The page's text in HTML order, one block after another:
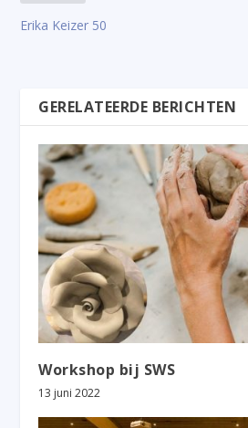
Erika Keizer 50
GERELATEERDE BERICHTEN
Workshop bij SWS
13 juni 2022